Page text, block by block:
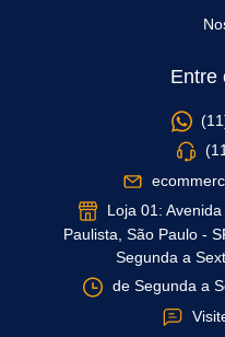
Entre
Loja 01:
Paulista, São Paulo -
Segunda a
de Segunda a